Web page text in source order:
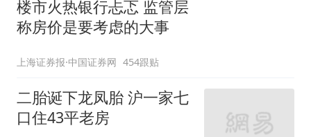
楼市火热银行忐忑 监管层
称房价是要考虑的大事
上海证券报·中国证券网 454跟贴
二胎诞下龙凤胎 沪一家七
口住43平老房